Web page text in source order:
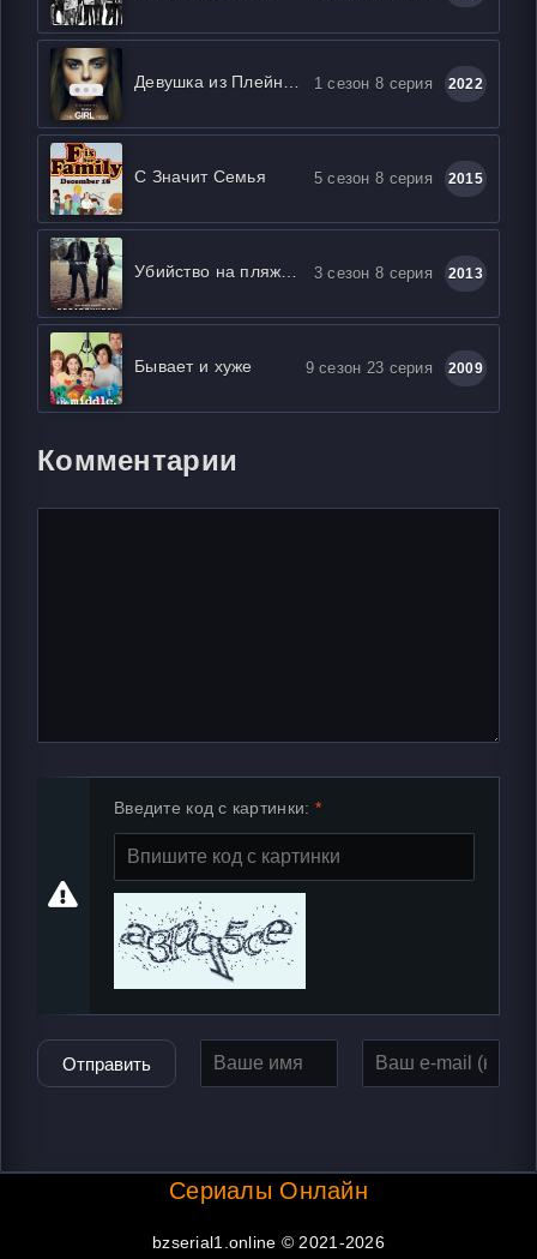
1 сезон 8 серия 2022
С Значит Семья 5 сезон 8 серия 2015
3 сезон 8 серия 2013
Бывает и хуже 9 сезон 23 серия 2009
Комментарии
Введите код с картинки:
Отправить
Сериалы Онлайн
bzserial1.online © 2021-2026